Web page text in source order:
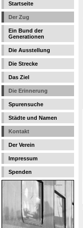
Startseite
Der Zug
Ein Bund der
Generationen
Die Ausstellung
Die Strecke
Das Ziel
Die Erinnerung
Spurensuche
Städte und Namen
Kontakt
Der Verein
Impressum
Spenden